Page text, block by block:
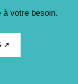
à votre besoin.
↗